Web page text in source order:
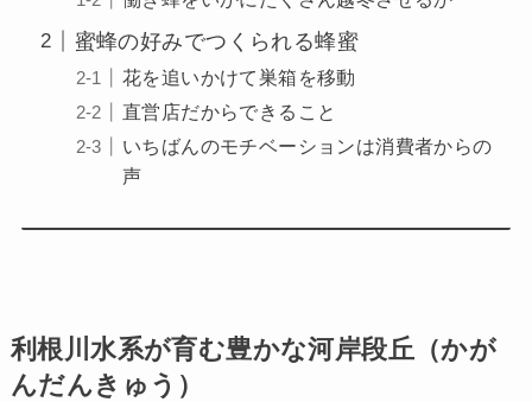
蜜蜂の好みでつくられる蜂蜜
花を追いかけて巣箱を移動
直営店だからできること
いちばんのモチベーションは消費者からの
声
利根川水系が育む豊かな河岸段丘（かが
んだんきゅう）